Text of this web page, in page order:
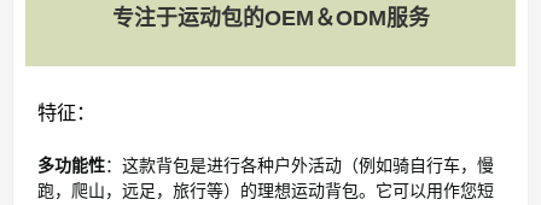
专注于运动包的OEM＆ODM服务
特征：
多功能性：这款背包是进行各种户外活动（例如骑自行车，慢
跑，爬山，远足，旅行等）的理想运动背包。它可以用作您短